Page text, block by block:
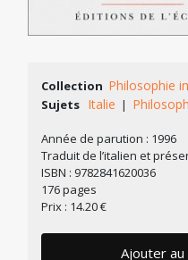
Collection Philosophie
Sujets Italie |
Année de parution : 1996
Traduit de l’italien et
ISBN : 9782841620036
176 pages
Prix : 14.20 €
Ajouter